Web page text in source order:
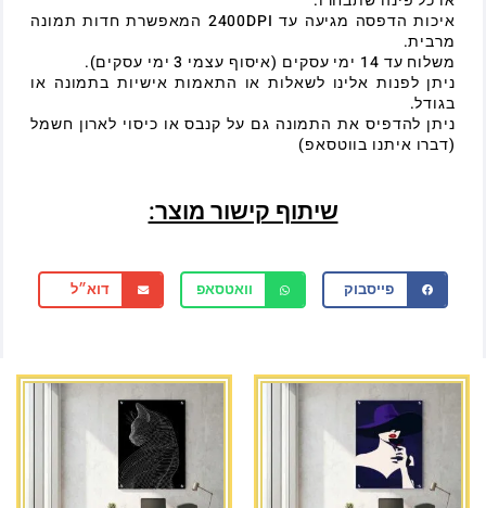
איכות הדפסה מגיעה עד 2400DPI המאפשרת חדות תמונה
מרבית.
משלוח עד 14 ימי עסקים (איסוף עצמי 3 ימי עסקים).
ניתן לפנות אלינו לשאלות או התאמות אישיות בתמונה או
בגודל.
ניתן להדפיס את התמונה גם על קנבס או כיסוי לארון חשמל
(דברו איתנו בווטסאפ)
שיתוף קישור מוצר:
פייסבוק וואטסאפ דוא״ל